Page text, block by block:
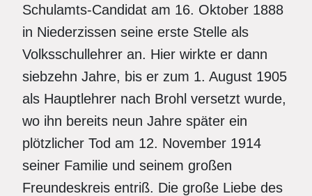
Schulamts-Candidat am 16. Oktober 1888
in Niederzissen seine erste Stelle als
Volksschullehrer an. Hier wirkte er dann
siebzehn Jahre, bis er zum 1. August 1905
als Hauptlehrer nach Brohl versetzt wurde,
wo ihn bereits neun Jahre später ein
plötzlicher Tod am 12. November 1914
seiner Familie und seinem großen
Freundeskreis entriß. Die große Liebe des